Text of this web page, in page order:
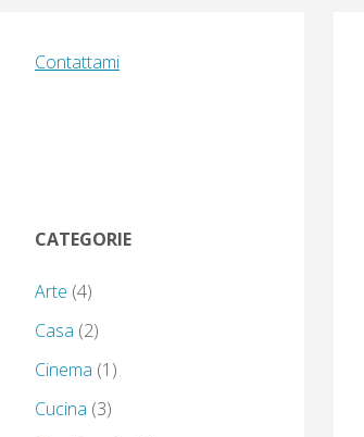
Contattami
CATEGORIE
Arte (4)
Casa (2)
Cinema (1)
Cucina (3)